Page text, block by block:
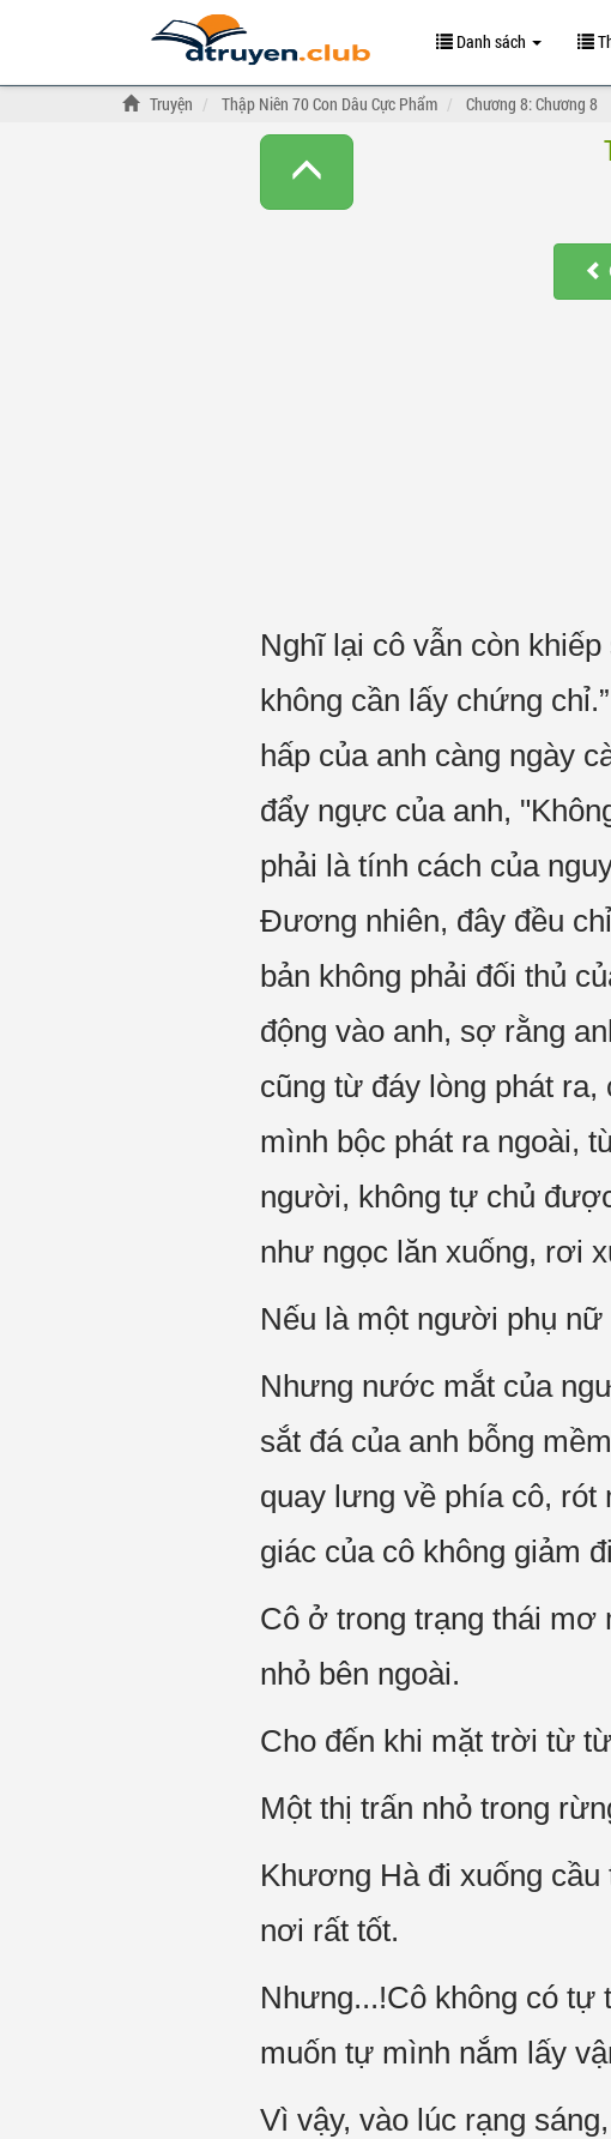
Danh sách
Truyện Thập Niên 70 Con Dâu Cực Phẩm Chương 8: Chương 8
Nghĩ lại cô vẫn còn
không cần lấy chứng
hấp của anh càng ngày
đẩy ngực của anh,
phải là tính cách của
Đương nhiên, đây đều
bản không phải đối thủ
động vào anh, sợ rằng
cũng từ đáy lòng phát
mình bộc phát ra ngoài,
người, không tự chủ
như ngọc lăn xuống, rơi
Nếu là một người phụ nữ
Nhưng nước mắt của
sắt đá của anh bỗng
quay lưng về phía cô,
giác của cô không giảm
Cô ở trong trạng thái mơ
nhỏ bên ngoài.
Cho đến khi mặt trời từ
Một thị trấn nhỏ trong
Khương Hà đi xuống
nơi rất tốt.
Nhưng...!Cô không có tự
muốn tự mình nắm lấy
Vì vậy, vào lúc rạng